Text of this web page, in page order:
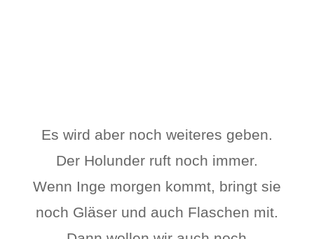
Es wird aber noch weiteres geben.
Der Holunder ruft noch immer.
Wenn Inge morgen kommt, bringt sie
noch Gläser und auch Flaschen mit.